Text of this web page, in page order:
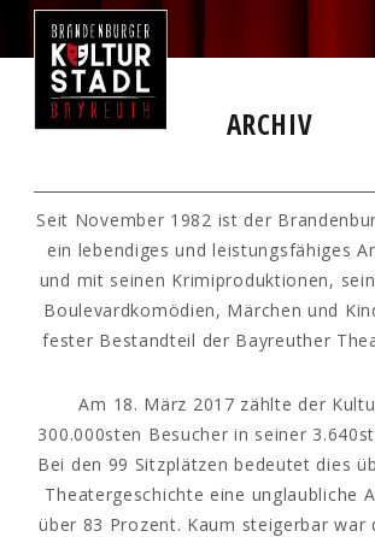
ARCHIV
Seit November 1982 ist der
ein lebendiges und leistungsfähiges
und mit seinen Krimiproduktionen,
Boulevardkomödien, Märchen und
fester Bestandteil der Bayreuther
Am 18. März 2017 zählte der
300.000sten Besucher in seiner
Bei den 99 Sitzplätzen bedeutet dies
Theatergeschichte eine unglaubliche
über 83 Prozent. Kaum steigerbar war